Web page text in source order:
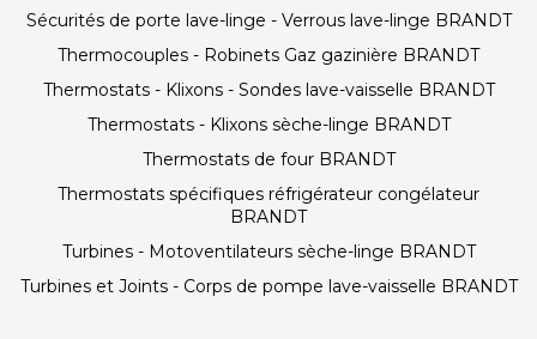
Sécurités de porte lave-linge - Verrous lave-linge BRANDT
Thermocouples - Robinets Gaz gazinière BRANDT
Thermostats - Klixons - Sondes lave-vaisselle BRANDT
Thermostats - Klixons sèche-linge BRANDT
Thermostats de four BRANDT
Thermostats spécifiques réfrigérateur congélateur
BRANDT
Turbines - Motoventilateurs sèche-linge BRANDT
Turbines et Joints - Corps de pompe lave-vaisselle BRANDT